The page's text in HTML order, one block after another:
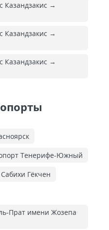
Казандзакис →
Казандзакис →
Казандзакис →
Тенерифе-Южный
Гёкчен
Прат имени Жозепа